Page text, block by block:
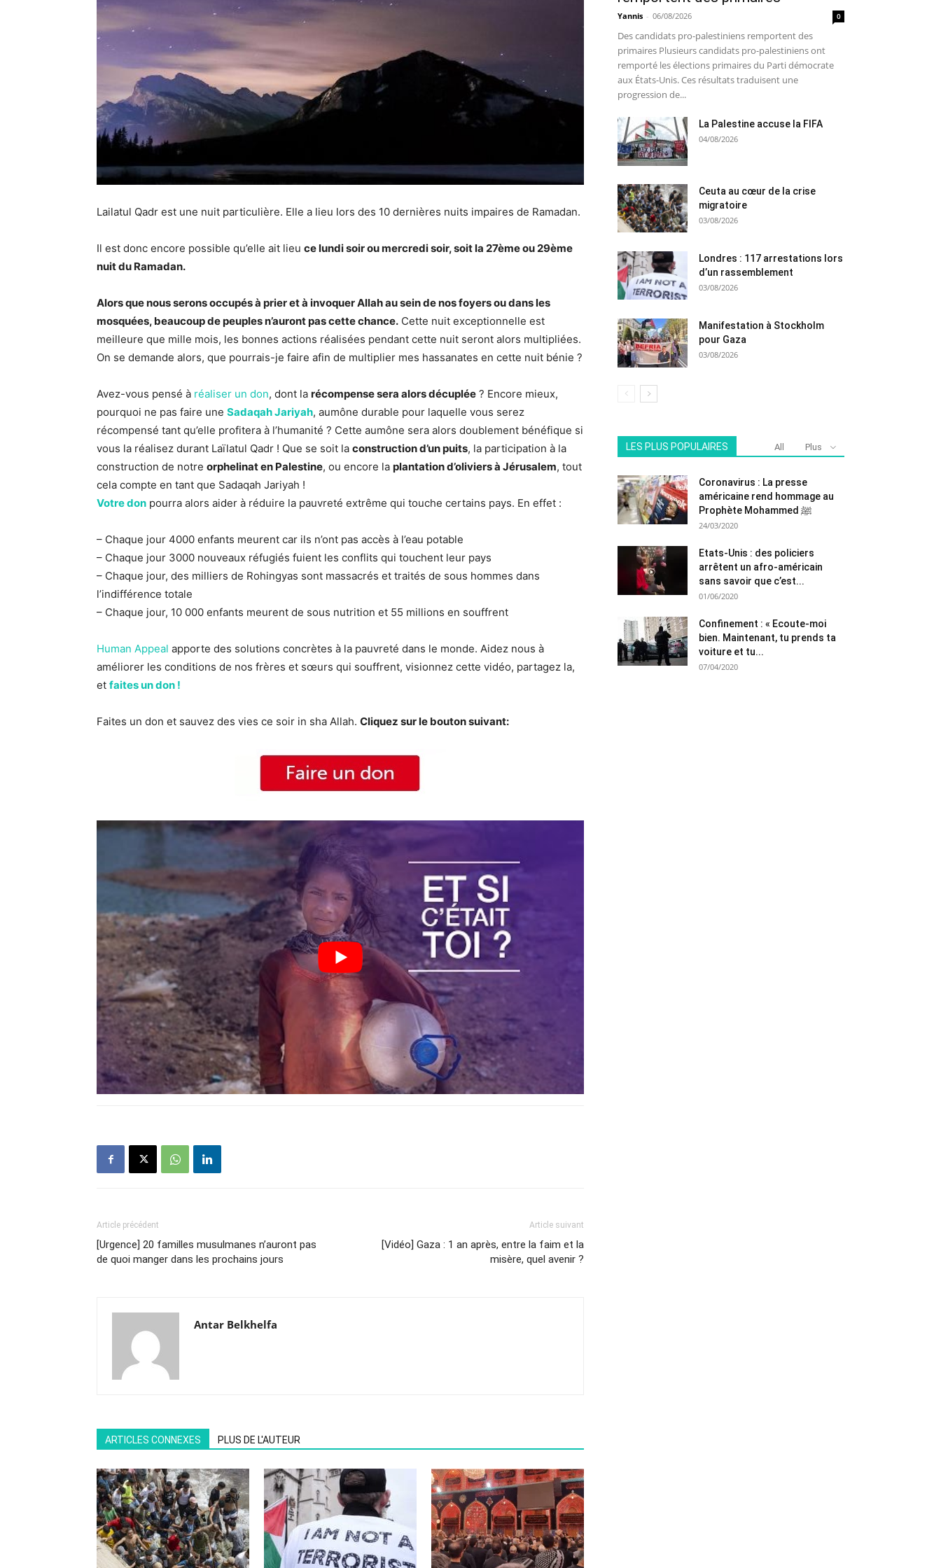
Lailatul Qadr est une nuit particulière. Elle a lieu lors des 10 dernières nuits impaires de Ramadan.
Il est donc encore possible qu’elle ait lieu ce lundi soir ou mercredi soir, soit la 27ème ou 29ème
nuit du Ramadan.
Alors que nous serons occupés à prier et à invoquer Allah au sein de nos foyers ou dans les
mosquées, beaucoup de peuples n’auront pas cette chance. Cette nuit exceptionnelle est
meilleure que mille mois, les bonnes actions réalisées pendant cette nuit seront alors multipliées.
On se demande alors, que pourrais-je faire afin de multiplier mes hassanates en cette nuit bénie ?
Avez-vous pensé à réaliser un don, dont la récompense sera alors décuplée ? Encore mieux,
pourquoi ne pas faire une Sadaqah Jariyah, aumône durable pour laquelle vous serez
récompensé tant qu’elle profitera à l’humanité ? Cette aumône sera alors doublement bénéfique si
vous la réalisez durant Laïlatul Qadr ! Que se soit la construction d’un puits, la participation à la
construction de notre orphelinat en Palestine, ou encore la plantation d’oliviers à Jérusalem, tout
cela compte en tant que Sadaqah Jariyah !
Votre don pourra alors aider à réduire la pauvreté extrême qui touche certains pays. En effet :
– Chaque jour 4000 enfants meurent car ils n’ont pas accès à l’eau potable
– Chaque jour 3000 nouveaux réfugiés fuient les conflits qui touchent leur pays
– Chaque jour, des milliers de Rohingyas sont massacrés et traités de sous hommes dans
l’indifférence totale
– Chaque jour, 10 000 enfants meurent de sous nutrition et 55 millions en souffrent
Human Appeal apporte des solutions concrètes à la pauvreté dans le monde. Aidez nous à
améliorer les conditions de nos frères et sœurs qui souffrent, visionnez cette vidéo, partagez la,
et faites un don !
Faites un don et sauvez des vies ce soir in sha Allah. Cliquez sur le bouton suivant:
Article précédent
[Urgence] 20 familles musulmanes n’auront pas
de quoi manger dans les prochains jours
Article suivant
[Vidéo] Gaza : 1 an après, entre la faim et la
misère, quel avenir ?
Antar Belkhelfa
ARTICLES CONNEXES PLUS DE L'AUTEUR
Yannis - 06/08/2026 0
Des candidats pro-palestiniens remportent des
primaires Plusieurs candidats pro-palestiniens ont
remporté les élections primaires du Parti démocrate
aux États-Unis. Ces résultats traduisent une
progression de...
La Palestine accuse la FIFA
04/08/2026
Ceuta au cœur de la crise
migratoire
03/08/2026
Londres : 117 arrestations lors
d’un rassemblement
03/08/2026
Manifestation à Stockholm
pour Gaza
03/08/2026
LES PLUS POPULAIRES All Plus
Coronavirus : La presse
américaine rend hommage au
Prophète Mohammed ﷺ
24/03/2020
Etats-Unis : des policiers
arrêtent un afro-américain
sans savoir que c’est...
01/06/2020
Confinement : « Ecoute-moi
bien. Maintenant, tu prends ta
voiture et tu...
07/04/2020